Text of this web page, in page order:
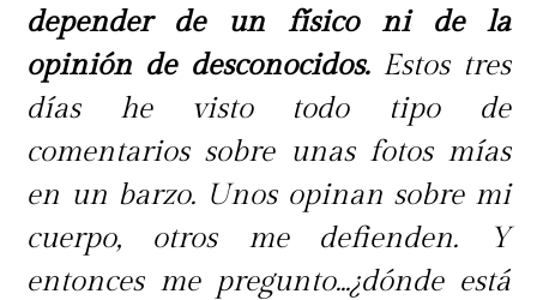
depender de un físico ni de la
opinión de desconocidos.Estos tres
días he visto todo tipo de
comentarios sobre unas fotos mías
en un barzo. Unos opinan sobre mi
cuerpo, otros me defienden. Y
entonces me pregunto...¿dónde está